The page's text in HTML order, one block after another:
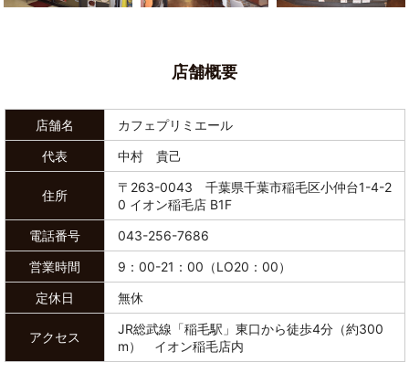
店舗概要
店舗名
カフェプリミエール
代表
中村 貴己
住所
〒263-0043 千葉県千葉市稲毛区小仲台1-4-2
0 イオン稲毛店 B1F
電話番号
043-256-7686
営業時間
9：00-21：00（LO20：00）
定休日
無休
アクセス
JR総武線「稲毛駅」東口から徒歩4分（約300
m） イオン稲毛店内